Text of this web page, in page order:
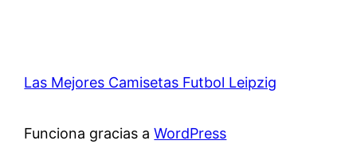
Las Mejores Camisetas Futbol Leipzig
Funciona gracias aWordPress